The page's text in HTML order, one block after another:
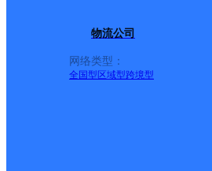
物流公司
网络类型：
全国型 区域型跨境型